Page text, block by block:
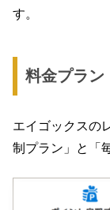
す。
料金プラン
エイゴックスの
制プラン」と「